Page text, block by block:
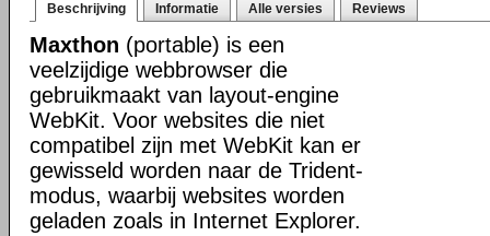
Beschrijving Informatie Alle versies Reviews
Maxthon (portable) is een
veelzijdige webbrowser die
gebruikmaakt van layout-engine
WebKit. Voor websites die niet
compatibel zijn met WebKit kan er
gewisseld worden naar de Trident-
modus, waarbij websites worden
geladen zoals in Internet Explorer.